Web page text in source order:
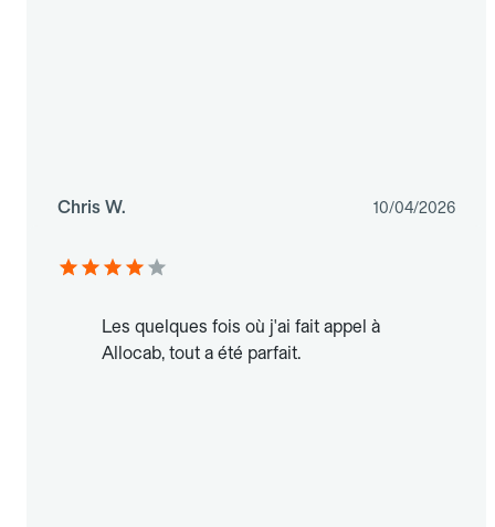
Chris W. 10/04/2026
Les quelques fois où j'ai fait appel à
Allocab, tout a été parfait.